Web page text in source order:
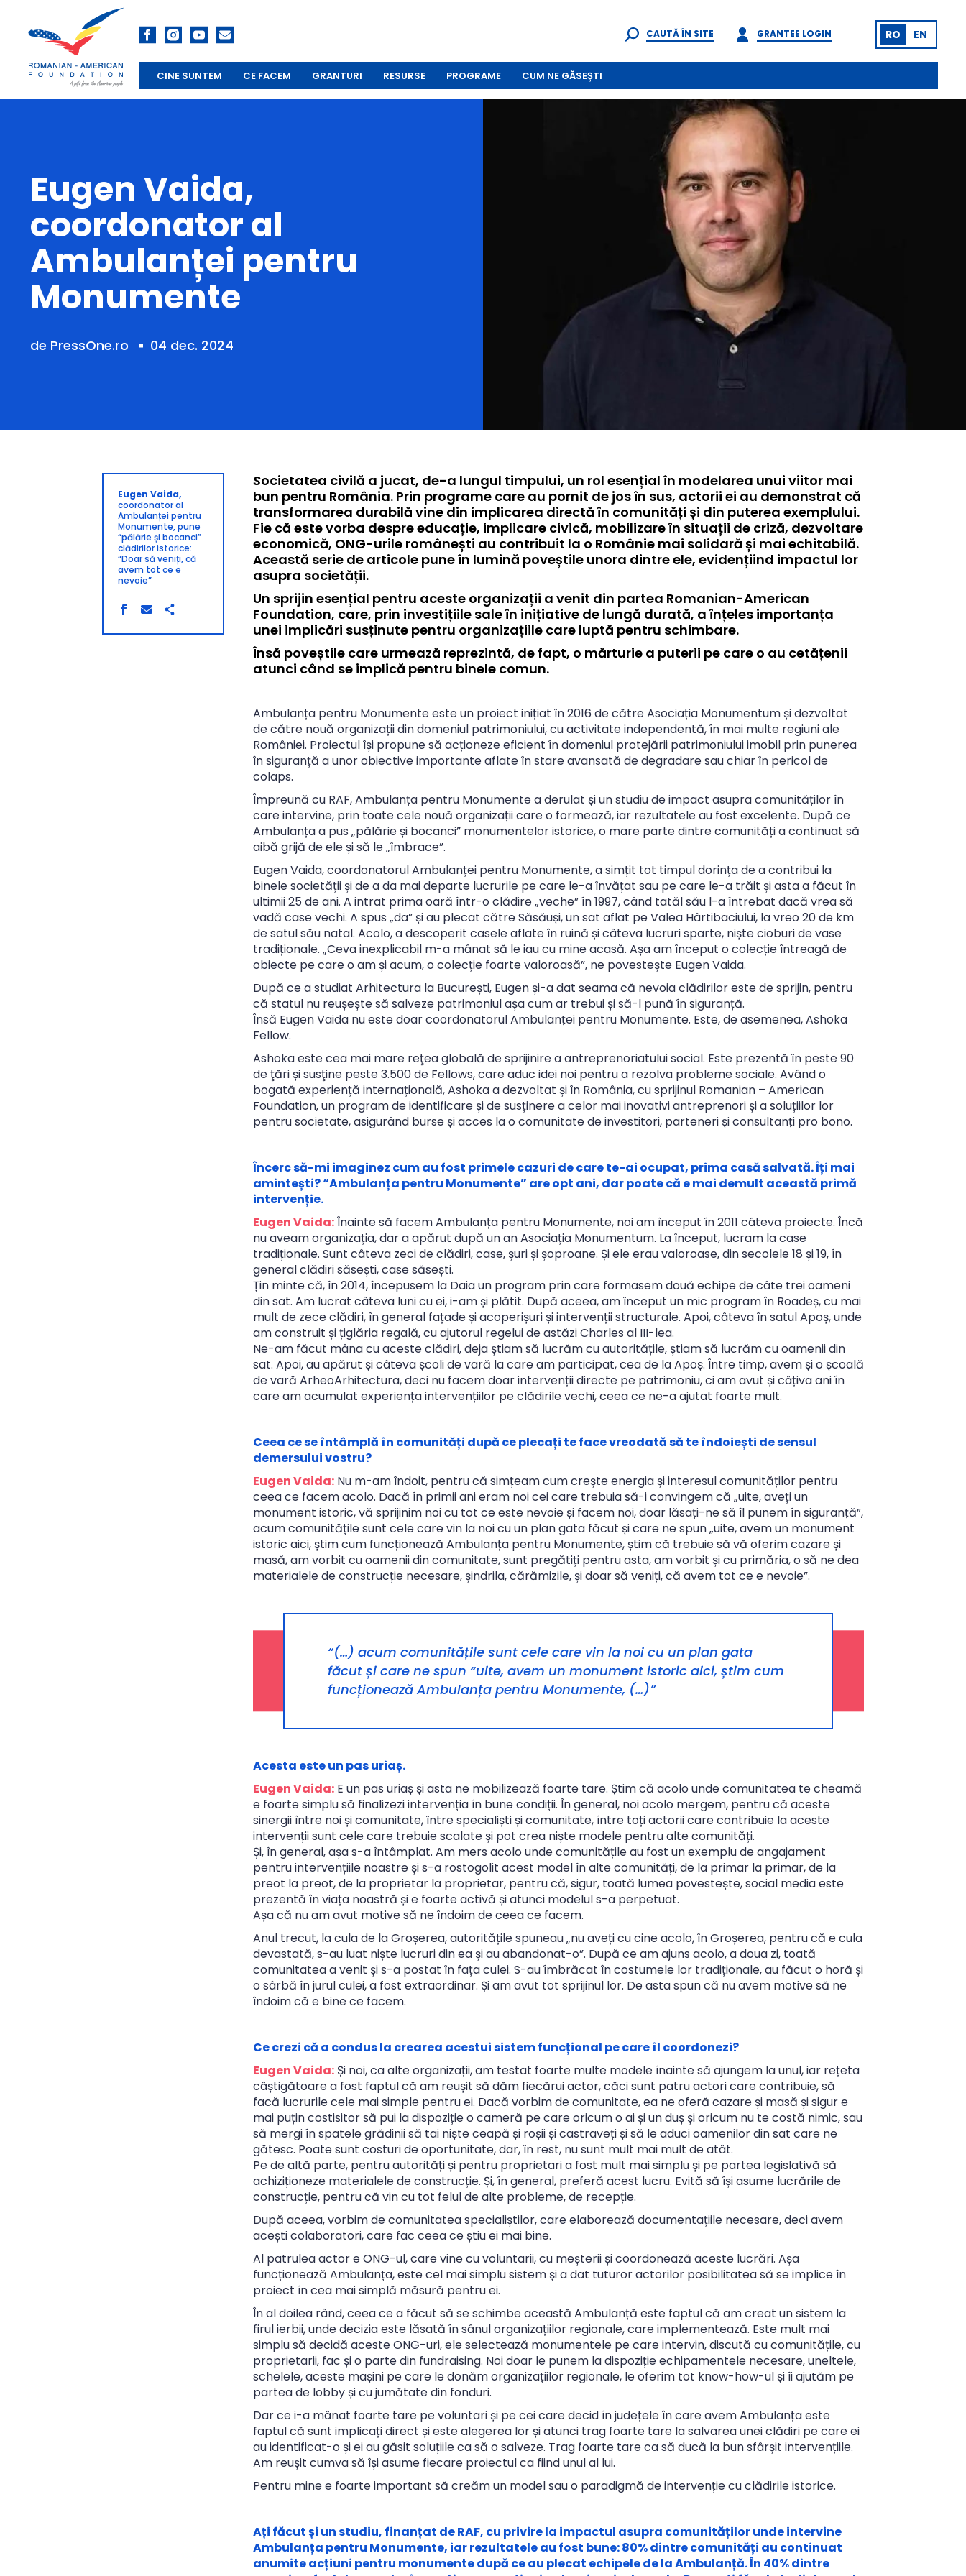
CAUTĂ ÎN SITE GRANTEE LOGIN RO EN
CINE SUNTEM CE FACEM GRANTURI RESURSE PROGRAME CUM NE GĂSEȘTI
Eugen Vaida,
coordonator al
Ambulanței pentru
Monumente
de PressOne.ro 04 dec. 2024
Eugen Vaida,
coordonator al
Ambulanței pentru
Monumente, pune
“pălărie și bocanci”
clădirilor istorice:
“Doar să veniți, că
avem tot ce e
nevoie”
Societatea civilă a jucat, de-a lungul timpului, un rol esențial în modelarea unui viitor mai
bun pentru România. Prin programe care au pornit de jos în sus, actorii ei au demonstrat că
transformarea durabilă vine din implicarea directă în comunități și din puterea exemplului.
Fie că este vorba despre educație, implicare civică, mobilizare în situații de criză, dezvoltare
economică, ONG-urile românești au contribuit la o Românie mai solidară și mai echitabilă.
Această serie de articole pune în lumină poveștile unora dintre ele, evidențiind impactul lor
asupra societății.
Un sprijin esențial pentru aceste organizații a venit din partea Romanian-American
Foundation, care, prin investițiile sale în inițiative de lungă durată, a înțeles importanța
unei implicări susținute pentru organizațiile care luptă pentru schimbare.
Însă poveștile care urmează reprezintă, de fapt, o mărturie a puterii pe care o au cetățenii
atunci când se implică pentru binele comun.
Ambulanța pentru Monumente este un proiect inițiat în 2016 de către Asociația Monumentum și dezvoltat
de către nouă organizații din domeniul patrimoniului, cu activitate independentă, în mai multe regiuni ale
României. Proiectul își propune să acționeze eficient în domeniul protejării patrimoniului imobil prin punerea
în siguranță a unor obiective importante aflate în stare avansată de degradare sau chiar în pericol de
colaps.
Împreună cu RAF, Ambulanța pentru Monumente a derulat și un studiu de impact asupra comunităților în
care intervine, prin toate cele nouă organizații care o formează, iar rezultatele au fost excelente. După ce
Ambulanța a pus „pălărie și bocanci” monumentelor istorice, o mare parte dintre comunități a continuat să
aibă grijă de ele și să le „îmbrace”.
Eugen Vaida, coordonatorul Ambulanței pentru Monumente, a simțit tot timpul dorința de a contribui la
binele societății și de a da mai departe lucrurile pe care le-a învățat sau pe care le-a trăit și asta a făcut în
ultimii 25 de ani. A intrat prima oară într-o clădire „veche” în 1997, când tatăl său l-a întrebat dacă vrea să
vadă case vechi. A spus „da” și au plecat către Săsăuși, un sat aflat pe Valea Hârtibaciului, la vreo 20 de km
de satul său natal. Acolo, a descoperit casele aflate în ruină și câteva lucruri sparte, niște cioburi de vase
tradiționale. „Ceva inexplicabil m-a mânat să le iau cu mine acasă. Așa am început o colecție întreagă de
obiecte pe care o am și acum, o colecție foarte valoroasă”, ne povestește Eugen Vaida.
După ce a studiat Arhitectura la București, Eugen și-a dat seama că nevoia clădirilor este de sprijin, pentru
că statul nu reușește să salveze patrimoniul așa cum ar trebui și să-l pună în siguranță.
Însă Eugen Vaida nu este doar coordonatorul Ambulanței pentru Monumente. Este, de asemenea, Ashoka
Fellow.
Ashoka este cea mai mare reţea globală de sprijinire a antreprenoriatului social. Este prezentă în peste 90
de ţări și susţine peste 3.500 de Fellows, care aduc idei noi pentru a rezolva probleme sociale. Având o
bogată experiență internațională, Ashoka a dezvoltat și în România, cu sprijinul Romanian – American
Foundation, un program de identificare și de susținere a celor mai inovativi antreprenori și a soluțiilor lor
pentru societate, asigurând burse și acces la o comunitate de investitori, parteneri și consultanți pro bono.
Încerc să-mi imaginez cum au fost primele cazuri de care te-ai ocupat, prima casă salvată. Îți mai
amintești? “Ambulanța pentru Monumente” are opt ani, dar poate că e mai demult această primă
intervenție.
Eugen Vaida:Înainte să facem Ambulanța pentru Monumente, noi am început în 2011 câteva proiecte. Încă
nu aveam organizația, dar a apărut după un an Asociația Monumentum. La început, lucram la case
tradiționale. Sunt câteva zeci de clădiri, case, șuri și șoproane. Și ele erau valoroase, din secolele 18 și 19, în
general clădiri săsești, case săsești.
Țin minte că, în 2014, începusem la Daia un program prin care formasem două echipe de câte trei oameni
din sat. Am lucrat câteva luni cu ei, i-am și plătit. După aceea, am început un mic program în Roadeș, cu mai
mult de zece clădiri, în general fațade și acoperișuri și intervenții structurale. Apoi, câteva în satul Apoș, unde
am construit și țiglăria regală, cu ajutorul regelui de astăzi Charles al III-lea.
Ne-am făcut mâna cu aceste clădiri, deja știam să lucrăm cu autoritățile, știam să lucrăm cu oamenii din
sat. Apoi, au apărut și câteva școli de vară la care am participat, cea de la Apoș. Între timp, avem și o școală
de vară ArheoArhitectura, deci nu facem doar intervenții directe pe patrimoniu, ci am avut și câțiva ani în
care am acumulat experiența intervențiilor pe clădirile vechi, ceea ce ne-a ajutat foarte mult.
Ceea ce se întâmplă în comunități după ce plecați te face vreodată să te îndoiești de sensul
demersului vostru?
Eugen Vaida:Nu m-am îndoit, pentru că simțeam cum crește energia și interesul comunităților pentru
ceea ce facem acolo. Dacă în primii ani eram noi cei care trebuia să-i convingem că „uite, aveți un
monument istoric, vă sprijinim noi cu tot ce este nevoie și facem noi, doar lăsați-ne să îl punem în siguranță”,
acum comunitățile sunt cele care vin la noi cu un plan gata făcut și care ne spun „uite, avem un monument
istoric aici, știm cum funcționează Ambulanța pentru Monumente, știm că trebuie să vă oferim cazare și
masă, am vorbit cu oamenii din comunitate, sunt pregătiți pentru asta, am vorbit și cu primăria, o să ne dea
materialele de construcție necesare, șindrila, cărămizile, și doar să veniți, că avem tot ce e nevoie”.
“(…) acum comunitățile sunt cele care vin la noi cu un plan gata
făcut și care ne spun “uite, avem un monument istoric aici, știm cum
funcționează Ambulanța pentru Monumente, (…)”
Acesta este un pas uriaș.
Eugen Vaida: E un pas uriaș și asta ne mobilizează foarte tare. Știm că acolo unde comunitatea te cheamă
e foarte simplu să finalizezi intervenția în bune condiții. În general, noi acolo mergem, pentru că aceste
sinergii între noi și comunitate, între specialiști și comunitate, între toți actorii care contribuie la aceste
intervenții sunt cele care trebuie scalate și pot crea niște modele pentru alte comunități.
Și, în general, așa s-a întâmplat. Am mers acolo unde comunitățile au fost un exemplu de angajament
pentru intervențiile noastre și s-a rostogolit acest model în alte comunități, de la primar la primar, de la
preot la preot, de la proprietar la proprietar, pentru că, sigur, toată lumea povestește, social media este
prezentă în viața noastră și e foarte activă și atunci modelul s-a perpetuat.
Așa că nu am avut motive să ne îndoim de ceea ce facem.
Anul trecut, la cula de la Groșerea, autoritățile spuneau „nu aveți cu cine acolo, în Groșerea, pentru că e cula
devastată, s-au luat niște lucruri din ea și au abandonat-o”. După ce am ajuns acolo, a doua zi, toată
comunitatea a venit și s-a postat în fața culei. S-au îmbrăcat în costumele lor tradiționale, au făcut o horă și
o sârbă în jurul culei, a fost extraordinar. Și am avut tot sprijinul lor. De asta spun că nu avem motive să ne
îndoim că e bine ce facem.
Ce crezi că a condus la crearea acestui sistem funcțional pe care îl coordonezi?
Eugen Vaida:Și noi, ca alte organizații, am testat foarte multe modele înainte să ajungem la unul, iar rețeta
câștigătoare a fost faptul că am reușit să dăm fiecărui actor, căci sunt patru actori care contribuie, să
facă lucrurile cele mai simple pentru ei. Dacă vorbim de comunitate, ea ne oferă cazare și masă și sigur e
mai puțin costisitor să pui la dispoziție o cameră pe care oricum o ai și un duș și oricum nu te costă nimic, sau
să mergi în spatele grădinii să tai niște ceapă și roșii și castraveți și să le aduci oamenilor din sat care ne
gătesc. Poate sunt costuri de oportunitate, dar, în rest, nu sunt mult mai mult de atât.
Pe de altă parte, pentru autorități și pentru proprietari a fost mult mai simplu și pe partea legislativă să
achiziționeze materialele de construcție. Și, în general, preferă acest lucru. Evită să își asume lucrările de
construcție, pentru că vin cu tot felul de alte probleme, de recepție.
După aceea, vorbim de comunitatea specialiștilor, care elaborează documentațiile necesare, deci avem
acești colaboratori, care fac ceea ce știu ei mai bine.
Al patrulea actor e ONG-ul, care vine cu voluntarii, cu meșterii și coordonează aceste lucrări. Așa
funcționează Ambulanța, este cel mai simplu sistem și a dat tuturor actorilor posibilitatea să se implice în
proiect în cea mai simplă măsură pentru ei.
În al doilea rând, ceea ce a făcut să se schimbe această Ambulanță este faptul că am creat un sistem la
firul ierbii, unde decizia este lăsată în sânul organizațiilor regionale, care implementează. Este mult mai
simplu să decidă aceste ONG-uri, ele selectează monumentele pe care intervin, discută cu comunitățile, cu
proprietarii, fac și o parte din fundraising. Noi doar le punem la dispoziție echipamentele necesare, uneltele,
schelele, aceste mașini pe care le donăm organizațiilor regionale, le oferim tot know-how-ul și îi ajutăm pe
partea de lobby și cu jumătate din fonduri.
Dar ce i-a mânat foarte tare pe voluntari și pe cei care decid în județele în care avem Ambulanța este
faptul că sunt implicați direct și este alegerea lor și atunci trag foarte tare la salvarea unei clădiri pe care ei
au identificat-o și ei au găsit soluțiile ca să o salveze. Trag foarte tare ca să ducă la bun sfârșit intervențiile.
Am reușit cumva să își asume fiecare proiectul ca fiind unul al lui.
Pentru mine e foarte important să creăm un model sau o paradigmă de intervenție cu clădirile istorice.
Ați făcut și un studiu, finanțat de RAF, cu privire la impactul asupra comunităților unde intervine
Ambulanța pentru Monumente, iar rezultatele au fost bune: 80% dintre comunități au continuat
anumite acțiuni pentru monumente după ce au plecat echipele de la Ambulanță. În 40% dintre